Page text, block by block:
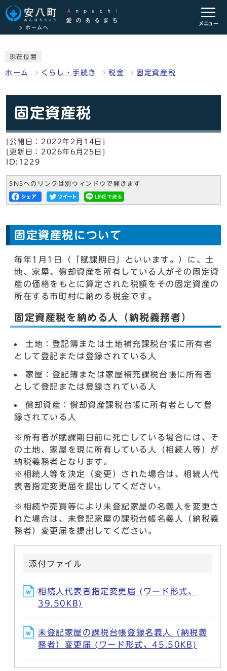
ホームへ
メニュー
現在位置
ホーム くらし・手続き 税金 固定資産税
固定資産税
[公開日：2022年2月14日]
[更新日：2026年6月25日]
ID:1229
SNSへのリンクは別ウィンドウで開きます
固定資産税について
毎年1月1日（「賦課期日」といいます。）に、土
地、家屋、償却資産を所有している人がその固定資
産の価格をもとに算定された税額をその固定資産の
所在する市町村に納める税金です。
固定資産税を納める人（納税義務者）
土地：登記簿または土地補充課税台帳に所有者
として登記または登録されている人
家屋：登記簿または家屋補充課税台帳に所有者
として登記または登録されている人
償却資産：償却資産課税台帳に所有者として登
録されている人
※所有者が賦課期日前に死亡している場合には、そ
の土地、家屋を現に所有している人（相続人等）が
納税義務者となります。
※相続人等を決定（変更）された場合は、相続人代
表者指定変更届を提出してください。
※相続や売買等により未登記家屋の名義人を変更さ
れた場合は、未登記家屋の課税台帳名義人（納税義
務者）変更届を提出してください。
添付ファイル
相続人代表者指定変更届 (ワード形式、
39.50KB)
未登記家屋の課税台帳登録名義人（納税義
務者）変更届 (ワード形式、45.50KB)